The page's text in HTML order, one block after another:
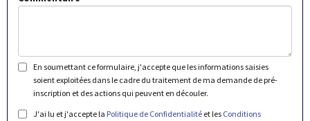
En soumettant ce formulaire, j'accepte que les informations saisies
soient exploitées dans le cadre du traitement de ma demande de pré-
inscription et des actions qui peuvent en découler.
J'ai lu et j'accepte la Politique de Confidentialité et les Conditions